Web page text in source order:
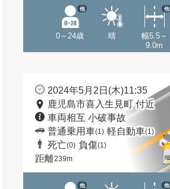
0～24歳
他
晴
幅5.5～
9.0m
他
2024年5月2日(木)11:35
鹿児島市喜入生見町 付近
車両相互 小破事故
普通乗用車(1) 軽自動車(1)
死亡(0) 負傷(1)
距離239m
他 他